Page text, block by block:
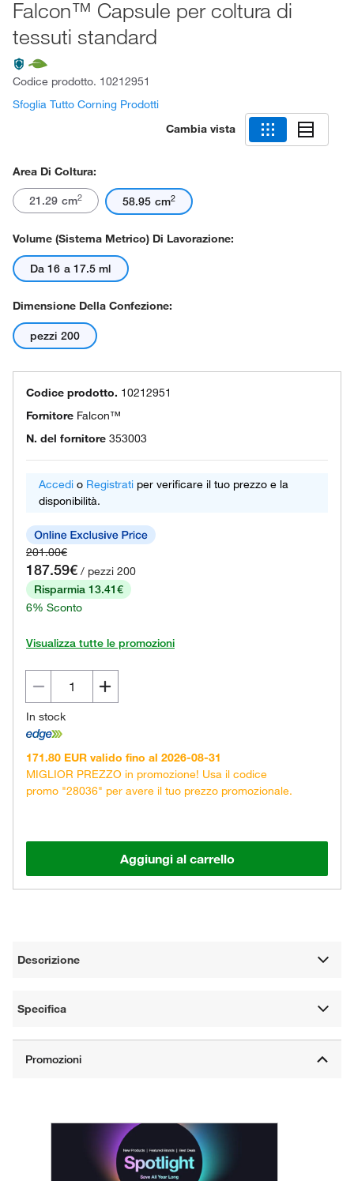
Falcon™ Capsule per coltura di
tessuti standard
Codice prodotto. 10212951
Sfoglia Tutto Corning Prodotti
Cambia vista
Area Di Coltura:
21.29 cm2 58.95 cm2
Volume (sistema Metrico) Di Lavorazione:
Da 16 a 17.5 ml
Dimensione Della Confezione:
pezzi 200
Codice prodotto. 10212951
Fornitore Falcon™
N. del fornitore 353003
Accedi o Registrati per verificare il tuo prezzo e la
disponibilità.
201.00€
187.59€ / pezzi 200
Risparmia 13.41€
6% Sconto
Visualizza tutte le promozioni
In stock
171.80 EUR valido fino al 2026-08-31
MIGLIOR PREZZO in promozione! Usa il codice
promo "28036" per avere il tuo prezzo promozionale.
Aggiungi al carrello
Descrizione
Specifica